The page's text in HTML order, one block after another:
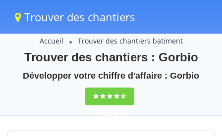
Trouver des chantiers
Accueil Trouver des chantiers batiment
Trouver des chantiers : Gorbio
Développer votre chiffre d'affaire : Gorbio
9,5(100%)39
votes